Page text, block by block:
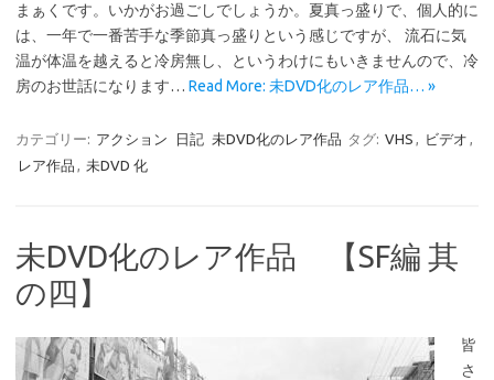
まぁくです。いかがお過ごしでしょうか。夏真っ盛りで、個人的に
は、一年で一番苦手な季節真っ盛りという感じですが、 流石に気
温が体温を越えると冷房無し、というわけにもいきませんので、冷
房のお世話になります… Read More: 未DVD化のレア作品… »
カテゴリー: アクション 日記 未DVD化のレア作品 タグ: VHS , ビデオ ,
レア作品 , 未DVD 化
未DVD化のレア作品 【SF編 其
の四】
皆
さ